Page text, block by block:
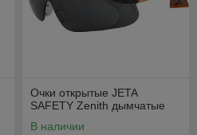
Очки открытые JETA
SAFETY Zenith дымчатые
В наличии